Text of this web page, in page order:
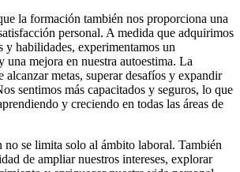
la formación también nos proporciona una
personal. A medida que adquirimos
y habilidades, experimentamos un
una mejora en nuestra autoestima. La
alcanzar metas, superar desafíos y expandir
sentimos más capacitados y seguros, lo que
y creciendo en todas las áreas de
no se limita solo al ámbito laboral. También
de ampliar nuestros intereses, explorar